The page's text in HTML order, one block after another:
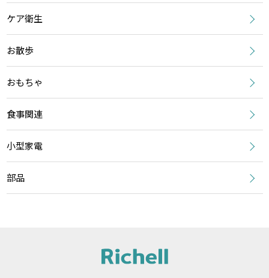
ケア衛生
お散歩
おもちゃ
食事関連
小型家電
部品